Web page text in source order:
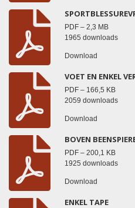
PDF – 2,3 MB
1965 downloads
Download
VOET EN ENKEL
PDF – 166,5 KB
2059 downloads
Download
BOVEN
PDF – 200,1 KB
1925 downloads
Download
ENKEL TAPE